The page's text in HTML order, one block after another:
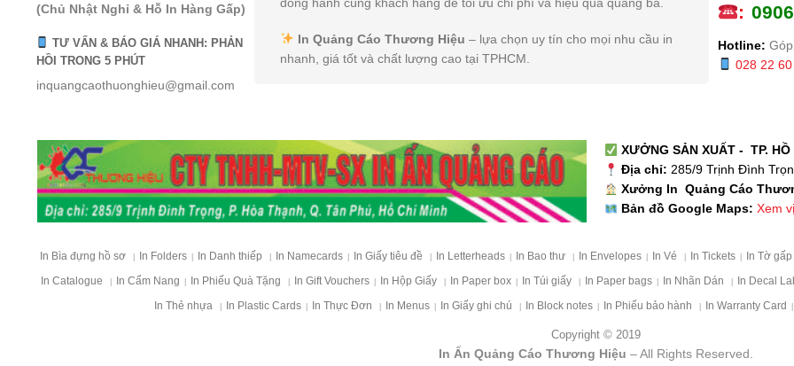
(Chủ Nhật Nghỉ & Hỗ In Hàng Gấp)
TƯ VẤN & BÁO GIÁ NHANH: PHẢN
HỒI TRONG 5 PHÚT
inquangcaothuonghieu@gmail.com
đồng hành cùng khách hàng để tối ưu chi phí và hiệu quả quảng bá.
In Quảng Cáo Thương Hiệu – lựa chọn uy tín cho mọi nhu cầu in
nhanh, giá tốt và chất lượng cao tại TPHCM.
: 0
Hotline:
028 22 60
XƯỞNG SẢN XUẤT - TP. HỒ
Địa chỉ: 285/9 Trịnh Đình
Xưởng In Quảng Cáo
Bản đồ Google Maps: Xem
In Bìa đựng hồ sơ In Folders In Danh thiếp In Namecards In Giấy tiêu đề In Letterheads In Bao thư In Envelopes In Vé In Tickets In Tờ gấp
In Catalogue In Cẩm Nang In Phiếu Quà Tặng In Gift Vouchers In Hộp Giấy In Paper box In Túi giấy In Paper bags In Nhãn Dán In Decal
In Thẻ nhựa In Plastic Cards In Thực Đơn In Menus In Giấy ghi chú In Block notes In Phiếu bảo hành In Warranty Card
Copyright © 2019
In Ấn Quảng Cáo Thương Hiệu – All Rights Reserved.